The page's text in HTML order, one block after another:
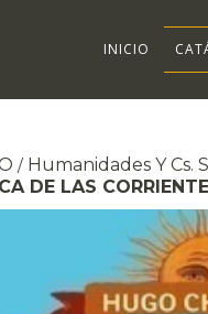
INICIO
/ Humanidades Y Cs.
DE LAS